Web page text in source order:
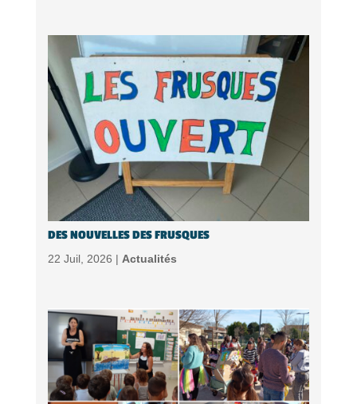
DES NOUVELLES DES FRUSQUES
22 Juil, 2026 | Actualités